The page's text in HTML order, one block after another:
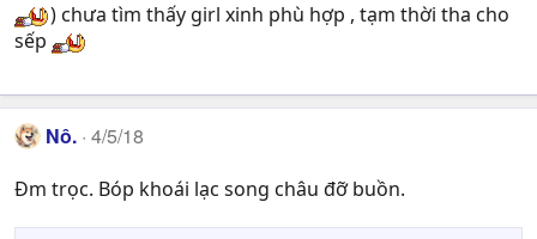
) chưa tìm thấy girl xinh phù hợp , tạm thời tha cho
sếp
Nô. 4/5/18
Đm trọc. Bóp khoái lạc song châu đỡ buồn.